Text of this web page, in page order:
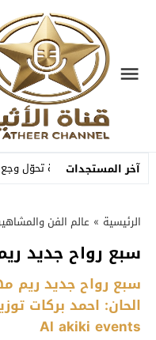
آخر المستجدات
أغنية مصوّرة تحوّل وجع
الرئيسية » عالم الفن
سبع رواح جديد
سبع رواح جديد ريم
الحان: احمد بركات
Al akiki events